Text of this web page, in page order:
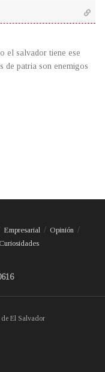
el salvador tiene ese
de patria son enemigos
Empresarial
Opinión
Curiosidades
El Salvador